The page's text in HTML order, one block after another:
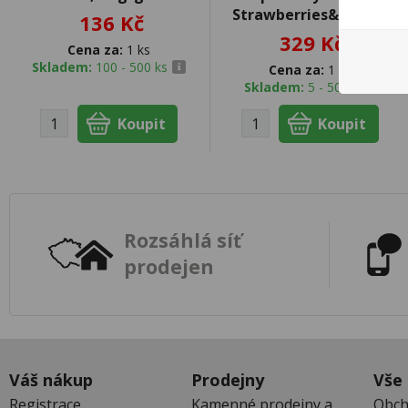
136 Kč
Cena za: 1 ks
Skladem: 100 - 500 ks
Strawberries&Cream
329 Kč
Cena za: 1 ks
Skladem: 5 - 50 ks
Rozsáhlá síť
prodejen
Váš nákup Prodejny